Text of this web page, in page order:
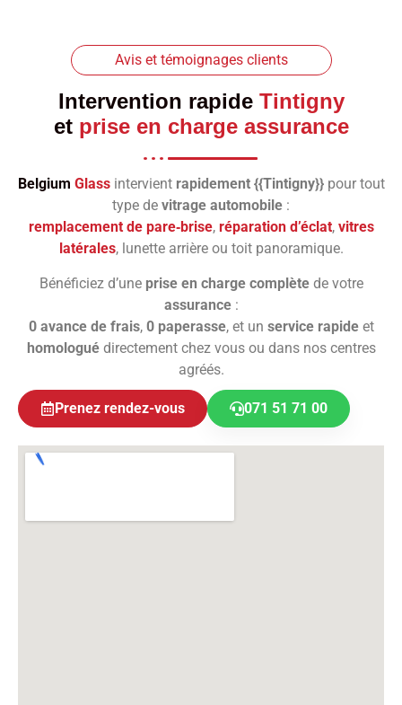
Avis et témoignages clients
Intervention rapide Tintigny
et prise en charge assurance
Belgium Glassintervient rapidement {{Tintigny}}pour tout
type de vitrage automobile :
remplacement de pare‑brise, réparation d’éclat, vitres
latérales, lunette arrière ou toit panoramique.
Bénéficiez d’une prise en charge complètede votre
assurance:
0 avance de frais, 0 paperasse, et un service rapideet
homologuédirectement chez vous ou dans nos centres
agréés.
Prenez rendez-vous 071 51 71 00